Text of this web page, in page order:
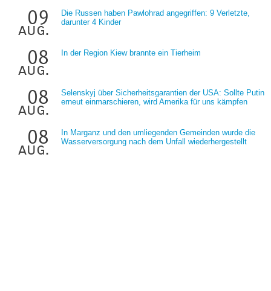
09
aug.
Die Russen haben Pawlohrad angegriffen: 9 Verletzte,
darunter 4 Kinder
08
aug.
In der Region Kiew brannte ein Tierheim
08
aug.
Selenskyj über Sicherheitsgarantien der USA: Sollte Putin
erneut einmarschieren, wird Amerika für uns kämpfen
08
aug.
In Marganz und den umliegenden Gemeinden wurde die
Wasserversorgung nach dem Unfall wiederhergestellt